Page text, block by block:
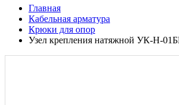
Главная
Кабельная арматура
Крюки для опор
Узел крепления натяжной УК-Н-